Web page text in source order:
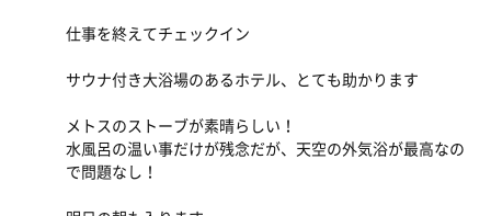
仕事を終えてチェックイン
サウナ付き大浴場のあるホテル、とても助かります
メトスのストーブが素晴らしい！
水風呂の温い事だけが残念だが、天空の外気浴が最高なの
で問題なし！